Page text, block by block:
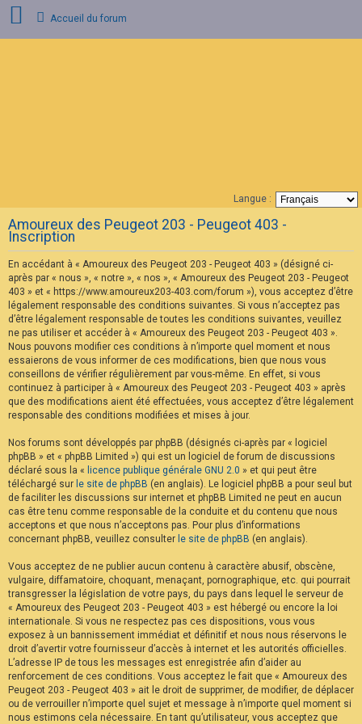
A
Q
Accueil du forum
Langue :
Amoureux des Peugeot 203 - Peugeot 403 -
Inscription
En accédant à « Amoureux des Peugeot 203 - Peugeot 403 » (désigné ci-
après par « nous », « notre », « nos », « Amoureux des Peugeot 203 - Peugeot
403 » et « https://www.amoureux203-403.com/forum »), vous acceptez d’être
légalement responsable des conditions suivantes. Si vous n’acceptez pas
d’être légalement responsable de toutes les conditions suivantes, veuillez
ne pas utiliser et accéder à « Amoureux des Peugeot 203 - Peugeot 403 ».
Nous pouvons modifier ces conditions à n’importe quel moment et nous
essaierons de vous informer de ces modifications, bien que nous vous
conseillons de vérifier régulièrement par vous-même. En effet, si vous
continuez à participer à « Amoureux des Peugeot 203 - Peugeot 403 » après
que des modifications aient été effectuées, vous acceptez d’être légalement
responsable des conditions modifiées et mises à jour.
Nos forums sont développés par phpBB (désignés ci-après par « logiciel
phpBB » et « phpBB Limited ») qui est un logiciel de forum de discussions
déclaré sous la « licence publique générale GNU 2.0 » et qui peut être
téléchargé sur le site de phpBB (en anglais). Le logiciel phpBB a pour seul but
de faciliter les discussions sur internet et phpBB Limited ne peut en aucun
cas être tenu comme responsable de la conduite et du contenu que nous
acceptons et que nous n’acceptons pas. Pour plus d’informations
concernant phpBB, veuillez consulter le site de phpBB (en anglais).
Vous acceptez de ne publier aucun contenu à caractère abusif, obscène,
vulgaire, diffamatoire, choquant, menaçant, pornographique, etc. qui pourrait
transgresser la législation de votre pays, du pays dans lequel le serveur de
« Amoureux des Peugeot 203 - Peugeot 403 » est hébergé ou encore la loi
internationale. Si vous ne respectez pas ces dispositions, vous vous
exposez à un bannissement immédiat et définitif et nous nous réservons le
droit d’avertir votre fournisseur d’accès à internet et les autorités officielles.
L’adresse IP de tous les messages est enregistrée afin d’aider au
renforcement de ces conditions. Vous acceptez le fait que « Amoureux des
Peugeot 203 - Peugeot 403 » ait le droit de supprimer, de modifier, de déplacer
ou de verrouiller n’importe quel sujet et message à n’importe quel moment si
nous estimons cela nécessaire. En tant qu’utilisateur, vous acceptez que